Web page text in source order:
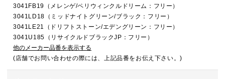
3041FB19（メレンゲ/ペリウィンクルドリーム：フリー）
3041LD18（ミッドナイトグリーン/ブラック：フリー）
3041LE21（ドリフトストーン/エデングリーン：フリー）
3041U185（リサイクルドブラックJP：フリー）
他のメーカー品番を表示する
(店舗でお問い合わせの際には、上記品番をお伝え下さい。)